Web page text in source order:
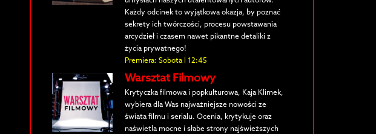
Każdy odcinek to wyjątkowa okazja, by poznać
sekrety ich twórczości, procesu powstawania
arcydzieł i czasem nawet pikantne detaliki z
życia prywatnego!
Premiera: Sobota l 12:45
Warsztat Filmowy
Krytyczka filmowa i popkulturowa, Kaja Klimek,
wybiera dla Was najważniejsze nowości ze
świata filmu i serialu. Ocenia, krytykuje oraz
naświetla mocne i słabe strony najświeższych